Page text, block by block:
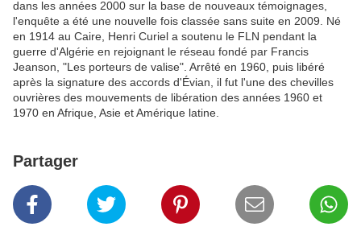
dans les années 2000 sur la base de nouveaux témoignages,
l'enquête a été une nouvelle fois classée sans suite en 2009. Né
en 1914 au Caire, Henri Curiel a soutenu le FLN pendant la
guerre d'Algérie en rejoignant le réseau fondé par Francis
Jeanson, "Les porteurs de valise". Arrêté en 1960, puis libéré
après la signature des accords d'Évian, il fut l'une des chevilles
ouvrières des mouvements de libération des années 1960 et
1970 en Afrique, Asie et Amérique latine.
Partager